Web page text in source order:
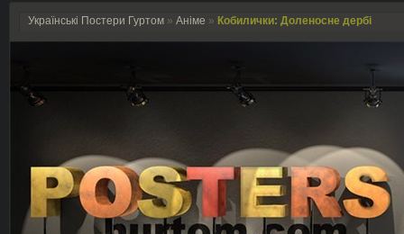
Українські Постери Гуртом » Аніме » Кобилички: Доленосне дербі